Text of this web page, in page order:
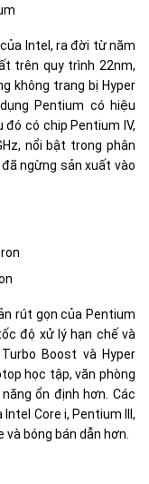
Intel, ra đời từ năm
trên quy trình 22nm,
không trang bị Hyper
Pentium có hiệu
có chip Pentium IV,
nổi bật trong phân
ngừng sản xuất vào
rút gọn của Pentium
độ xử lý hạn chế và
Boost và Hyper
học tập, văn phòng
ổn định hơn. Các
Core i, Pentium III,
bóng bán dẫn hơn.